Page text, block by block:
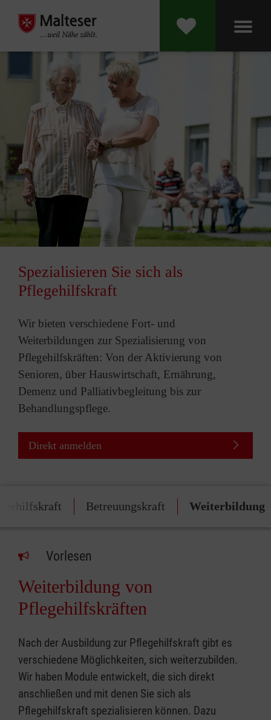
Spezialisieren Sie sich als
Pflegehilfskraft
Wir bieten verschiedene Fort- und
Weiterbildungen zur Spezialisierung von
Pflegehilfskräften: Von der Aktivierung von
Senioren, über Hauswirtschaft, Ernährung,
Demenz und Palliativbegleitung bis zur
Behandlungspflege.
Direkt anmelden
Betreuungskraft Weiterbildung
Vorlesen
Weiterbildung von
Pflegehilfskräften
Nach der Ausbildung zur Pflegehilfskraft gibt es
verschiedene Möglichkeiten, sich weiterzubilden.
Wir haben Module entwickelt, die sich direkt
anschließen und mit denen Sie sich als
Pflegehilfskraft spezialisieren können. Dazu